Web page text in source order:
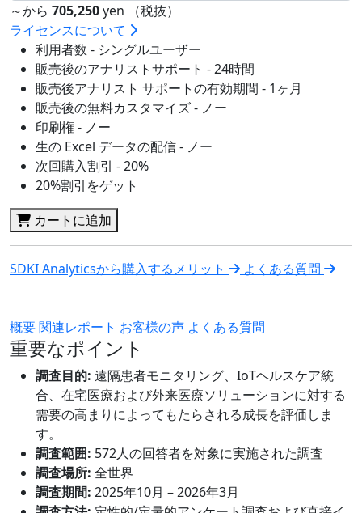
～から 705,250yen （税抜）
ライセンスについて
利用者数 - シングルユーザー
販売後のアナリストサポート - 24時間
販売後アナリスト サポートの有効期間 - 1ヶ月
販売後の無料カスタマイズ - ノー
印刷権 - ノー
生の Excel データの配信 - ノー
次回購入割引 - 20%
20%割引をゲット
カートに追加
SDKI Analyticsから購入するメリット よくある質問
概要関連レポート お客様の声 よくある質問
重要なポイント
調査目的: 遠隔患者モニタリング、IoTヘルスケア統
合、在宅医療および外来医療ソリューションに対する
需要の高まりによってもたらされる成長を評価しま
す。
調査範囲: 572人の回答者を対象に実施された調査
調査場所: 全世界
調査期間: 2025年10月 – 2026年3月